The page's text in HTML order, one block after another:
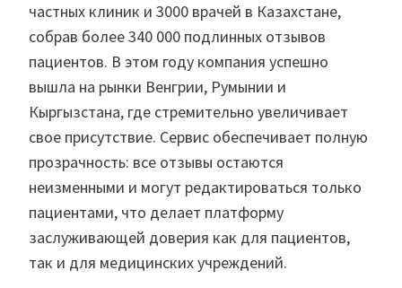
частных клиник и 3000 врачей в Казахстане,
собрав более 340 000 подлинных отзывов
пациентов. В этом году компания успешно
вышла на рынки Венгрии, Румынии и
Кыргызстана, где стремительно увеличивает
свое присутствие. Сервис обеспечивает полную
прозрачность: все отзывы остаются
неизменными и могут редактироваться только
пациентами, что делает платформу
заслуживающей доверия как для пациентов,
так и для медицинских учреждений.